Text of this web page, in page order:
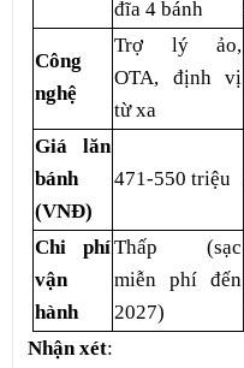
đĩa 4 bánh
Công
nghệ
Trợ lý ảo,
OTA, định vị
từ xa
Giá lăn
bánh
(VNĐ)
471-550 triệu
Chi phí
vận
hành
Thấp (sạc
miễn phí đến
2027)
Nhận xét: